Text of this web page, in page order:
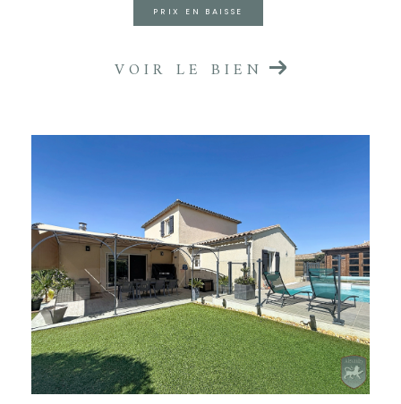
PRIX EN BAISSE
VOIR LE BIEN